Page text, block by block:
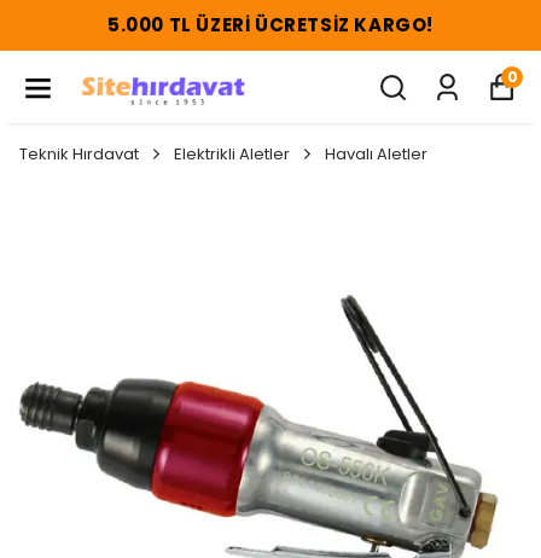
5.000 TL ÜZERI ÜCRETSIZ KARGO!
0
Teknik Hırdavat Elektrikli Aletler Havalı Aletler